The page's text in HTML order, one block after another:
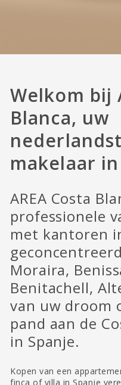
Welkom bij
Blanca, uw
makelaar
AREA Costa
professionele
met kantoren
Moraira,
Benitachell,
van uw droom
pand aan de
in Spanje.
Kopen van een
finca of villa in Spanje